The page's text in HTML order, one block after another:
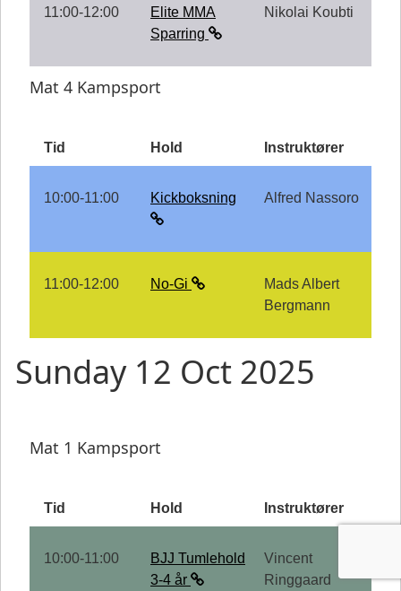
11:00-12:00
Elite MMA
Sparring
Nikolai Koubti
Mat 4 Kampsport
Tid Hold Instruktører
10:00-11:00 Kickboksning Alfred Nassoro
11:00-12:00 No-Gi
Mads Albert
Bergmann
Sunday 12 Oct 2025
Mat 1 Kampsport
Tid Hold Instruktører
10:00-11:00
BJJ Tumlehold
3-4 år
Vincent
Ringgaard